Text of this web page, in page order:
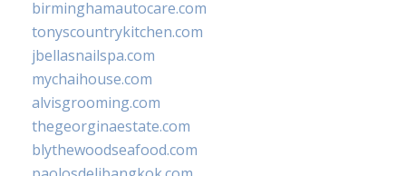
birminghamautocare.com
tonyscountrykitchen.com
jbellasnailspa.com
mychaihouse.com
alvisgrooming.com
thegeorginaestate.com
blythewoodseafood.com